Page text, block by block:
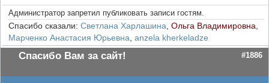
Администратор запретил публиковать записи гостям.
Спасибо сказали: Светлана Харлашина Ольга Владимировна
Марченко Анастасия Юрьевна anzela kherkeladze
Спасибо Вам за сайт! #1886